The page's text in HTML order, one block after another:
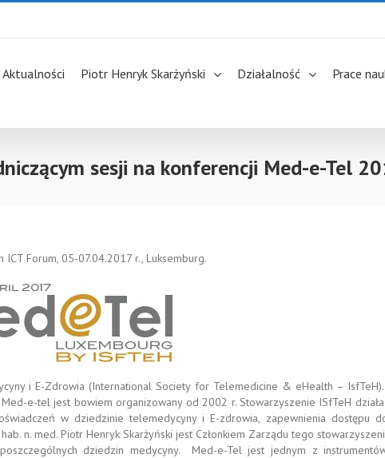
Aktualności Piotr Henryk Skarżyński Działalność Prace
sesji na konferencji Med-e-Tel
Forum, 05-07.04.2017 r., Luksemburg.
i E-Zdrowia (International Society for Telemedicine & eHealth –
e-tel jest bowiem organizowany od 2002 r. Stowarzyszenie ISfTeH
w dziedzinie telemedycyny i E-zdrowia, zapewnienia dostępu
n. med. Piotr Henryk Skarżyński jest Członkiem Zarządu tego
dziedzin medycyny. Med-e-Tel jest jednym z